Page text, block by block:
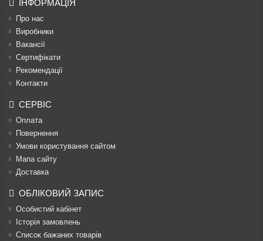
ІНФОРМАЦІЯ
Про нас
Виробники
Вакансії
Сертифікати
Рекомендації
Контакти
СЕРВІС
Оплата
Повернення
Умови користування сайтом
Мапа сайту
Доставка
ОБЛІКОВИЙ ЗАПИС
Особистий кабінет
Історія замовлень
Список бажаних товарів